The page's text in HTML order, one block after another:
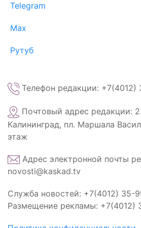
Telegram
Max
Рутуб
Телефон редакции: +7(4012)
Почтовый адрес редакции:
Калининград, пл. Маршала
этаж
Адрес электронной почты
novosti@kaskad.tv
Служба новостей: +7(4012) 35-
Размещение рекламы: +7(4012)